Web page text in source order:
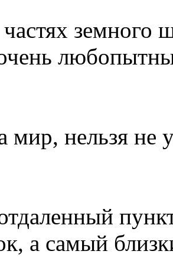
земного
мир, нельзя не
а самый